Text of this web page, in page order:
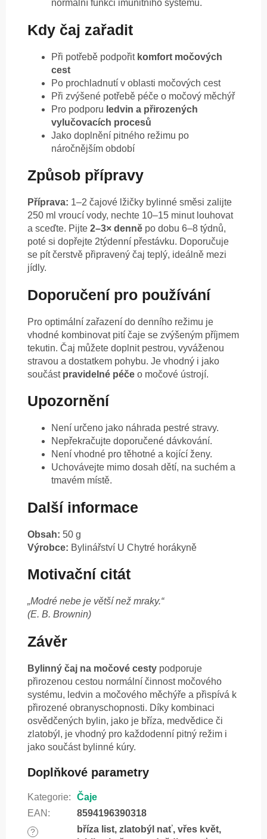
normální funkci imunitního systému.
Kdy čaj zařadit
Při potřebě podpořit komfort močových
cest
Po prochladnutí v oblasti močových cest
Při zvýšené potřebě péče o močový měchýř
Pro podporu ledvin a přirozených
vylučovacích procesů
Jako doplnění pitného režimu po
náročnějším období
Způsob přípravy
Příprava: 1–2 čajové lžičky bylinné směsi zalijte
250 ml vroucí vody, nechte 10–15 minut louhovat
a sceďte. Pijte 2–3× denně po dobu 6–8 týdnů,
poté si dopřejte 2týdenní přestávku. Doporučuje
se pít čerstvě připravený čaj teplý, ideálně mezi
jídly.
Doporučení pro používání
Pro optimální zařazení do denního režimu je
vhodné kombinovat pití čaje se zvýšeným příjmem
tekutin. Čaj můžete doplnit pestrou, vyváženou
stravou a dostatkem pohybu. Je vhodný i jako
součást pravidelné péče o močové ústrojí.
Upozornění
Není určeno jako náhrada pestré stravy.
Nepřekračujte doporučené dávkování.
Není vhodné pro těhotné a kojící ženy.
Uchovávejte mimo dosah dětí, na suchém a
tmavém místě.
Další informace
Obsah: 50 g
Výrobce: Bylinářství U Chytré horákyně
Motivační citát
„Modré nebe je větší než mraky.“
(E. B. Brownin)
Závěr
Bylinný čaj na močové cesty podporuje
přirozenou cestou normální činnost močového
systému, ledvin a močového měchýře a přispívá k
přirozené obranyschopnosti. Díky kombinaci
osvědčených bylin, jako je bříza, medvědice či
zlatobýl, je vhodný pro každodenní pitný režim i
jako součást bylinné kúry.
Doplňkové parametry
Kategorie:
Čaje
EAN : 8594196390318
?
bříza list, zlatobýl nať, vřes květ,